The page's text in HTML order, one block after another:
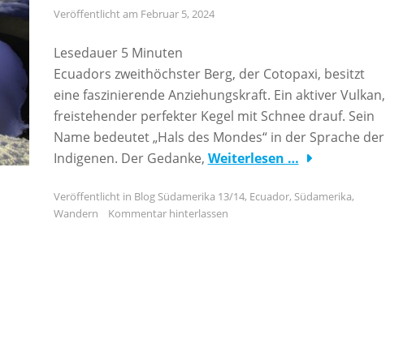
Veröffentlicht am Februar 5, 2024
Lesedauer 5 Minuten
Ecuadors zweithöchster Berg, der Cotopaxi, besitzt
eine faszinierende Anziehungskraft. Ein aktiver Vulkan,
freistehender perfekter Kegel mit Schnee drauf. Sein
Name bedeutet „Hals des Mondes“ in der Sprache der
Indigenen. Der Gedanke, Weiterlesen …
Veröffentlicht in Blog Südamerika 13/14, Ecuador, Südamerika,
Wandern
Kommentar hinterlassen